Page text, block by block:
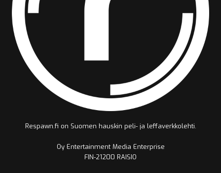
Respawn.fi on Suomen hauskin peli- ja leffaverkkolehti.
Oy Entertainment Media Enterprise
FIN-21200 RAISIO